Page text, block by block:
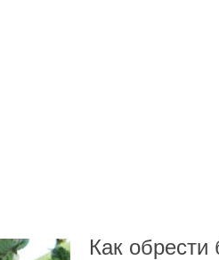
Как обрести